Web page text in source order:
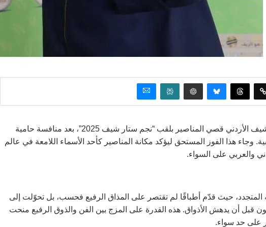
في إنجاز استثنائي يضاف إلى سجل الطهاة العرب، تُوِّج الشيف الأردني قصي المناصير بلقب “نجم ستار شيف 2025”، بعد منافسة حامية
هذا الفوز المستحق ليؤكد مكانة المناصير كأحد الأسماء اللامعة في عالم
والعربي على السواء.
المتجدد، حيث قدّم أطباقًا لم تقتصر على المذاق الرفيع فحسب، بل تحوّلت إلى
قبل أن يدهش الأذواق. هذه القدرة على المزج بين الفن والذوق الرفيع منحت
على حد سواء.